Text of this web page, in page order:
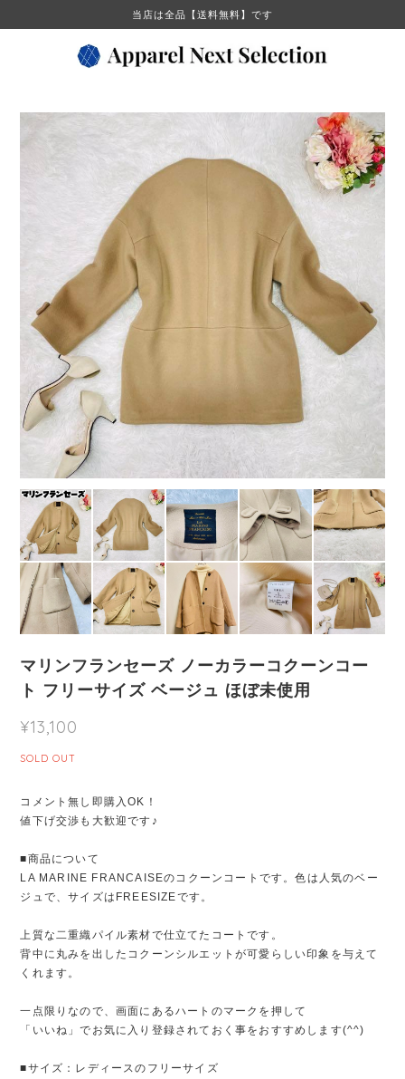
当店は全品【送料無料】です
マリンフランセーズ ノーカラーコクーンコー
ト フリーサイズ ベージュ ほぼ未使用
¥13,100
SOLD OUT
コメント無し即購入OK！
値下げ交渉も大歓迎です♪
■商品について
LA MARINE FRANCAISEのコクーンコートです。色は人気のベー
ジュで、サイズはFREESIZEです。
上質な二重織パイル素材で仕立てたコートです。
背中に丸みを出したコクーンシルエットが可愛らしい印象を与えて
くれます。
一点限りなので、画面にあるハートのマークを押して
「いいね」でお気に入り登録されておく事をおすすめします(^^)
■サイズ：レディースのフリーサイズ